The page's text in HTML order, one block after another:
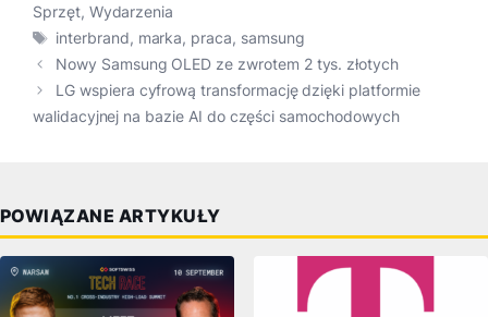
Sprzęt, Wydarzenia
Tagi
interbrand, marka, praca, samsung
Nowy Samsung OLED ze zwrotem 2 tys. złotych
LG wspiera cyfrową transformację dzięki platformie
walidacyjnej na bazie AI do części samochodowych
POWIĄZANE ARTYKUŁY